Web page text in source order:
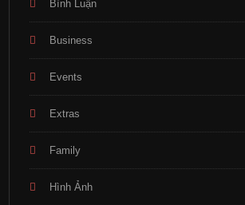
Bình Luận
Business
Events
Extras
Family
Hình Ảnh